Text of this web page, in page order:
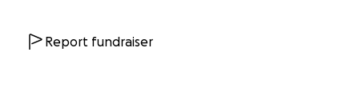
Report fundraiser